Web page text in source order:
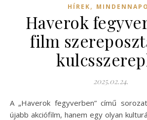
HÍREK,
Haverok
film
2025.02.24.
A „Haverok fegyverben” című sorozat nem csupán egy
újabb akciófilm, hanem egy olyan